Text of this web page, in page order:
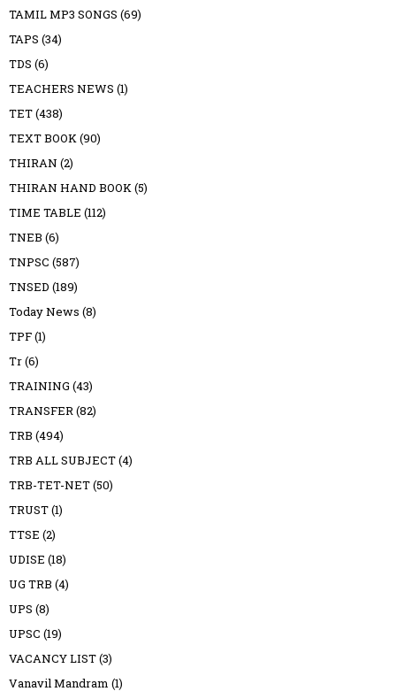
TAMIL MP3 SONGS (69)
TAPS (34)
TDS (6)
TEACHERS NEWS (1)
TET(438)
TEXT BOOK(90)
THIRAN (2)
THIRAN HAND BOOK(5)
TIME TABLE (112)
TNEB (6)
TNPSC (587)
TNSED (189)
Today News (8)
TPF(1)
Tr(6)
TRAINING (43)
TRANSFER(82)
TRB (494)
TRB ALL SUBJECT(4)
TRB-TET-NET(50)
TRUST(1)
TTSE (2)
UDISE (18)
UG TRB (4)
UPS (8)
UPSC (19)
VACANCY LIST(3)
Vanavil Mandram (1)